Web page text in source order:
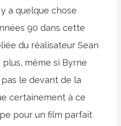
a quelque chose
90 dans cette
du réalisateur Sean
même si Byrne
le devant de la
certainement à ce
pour un film parfait